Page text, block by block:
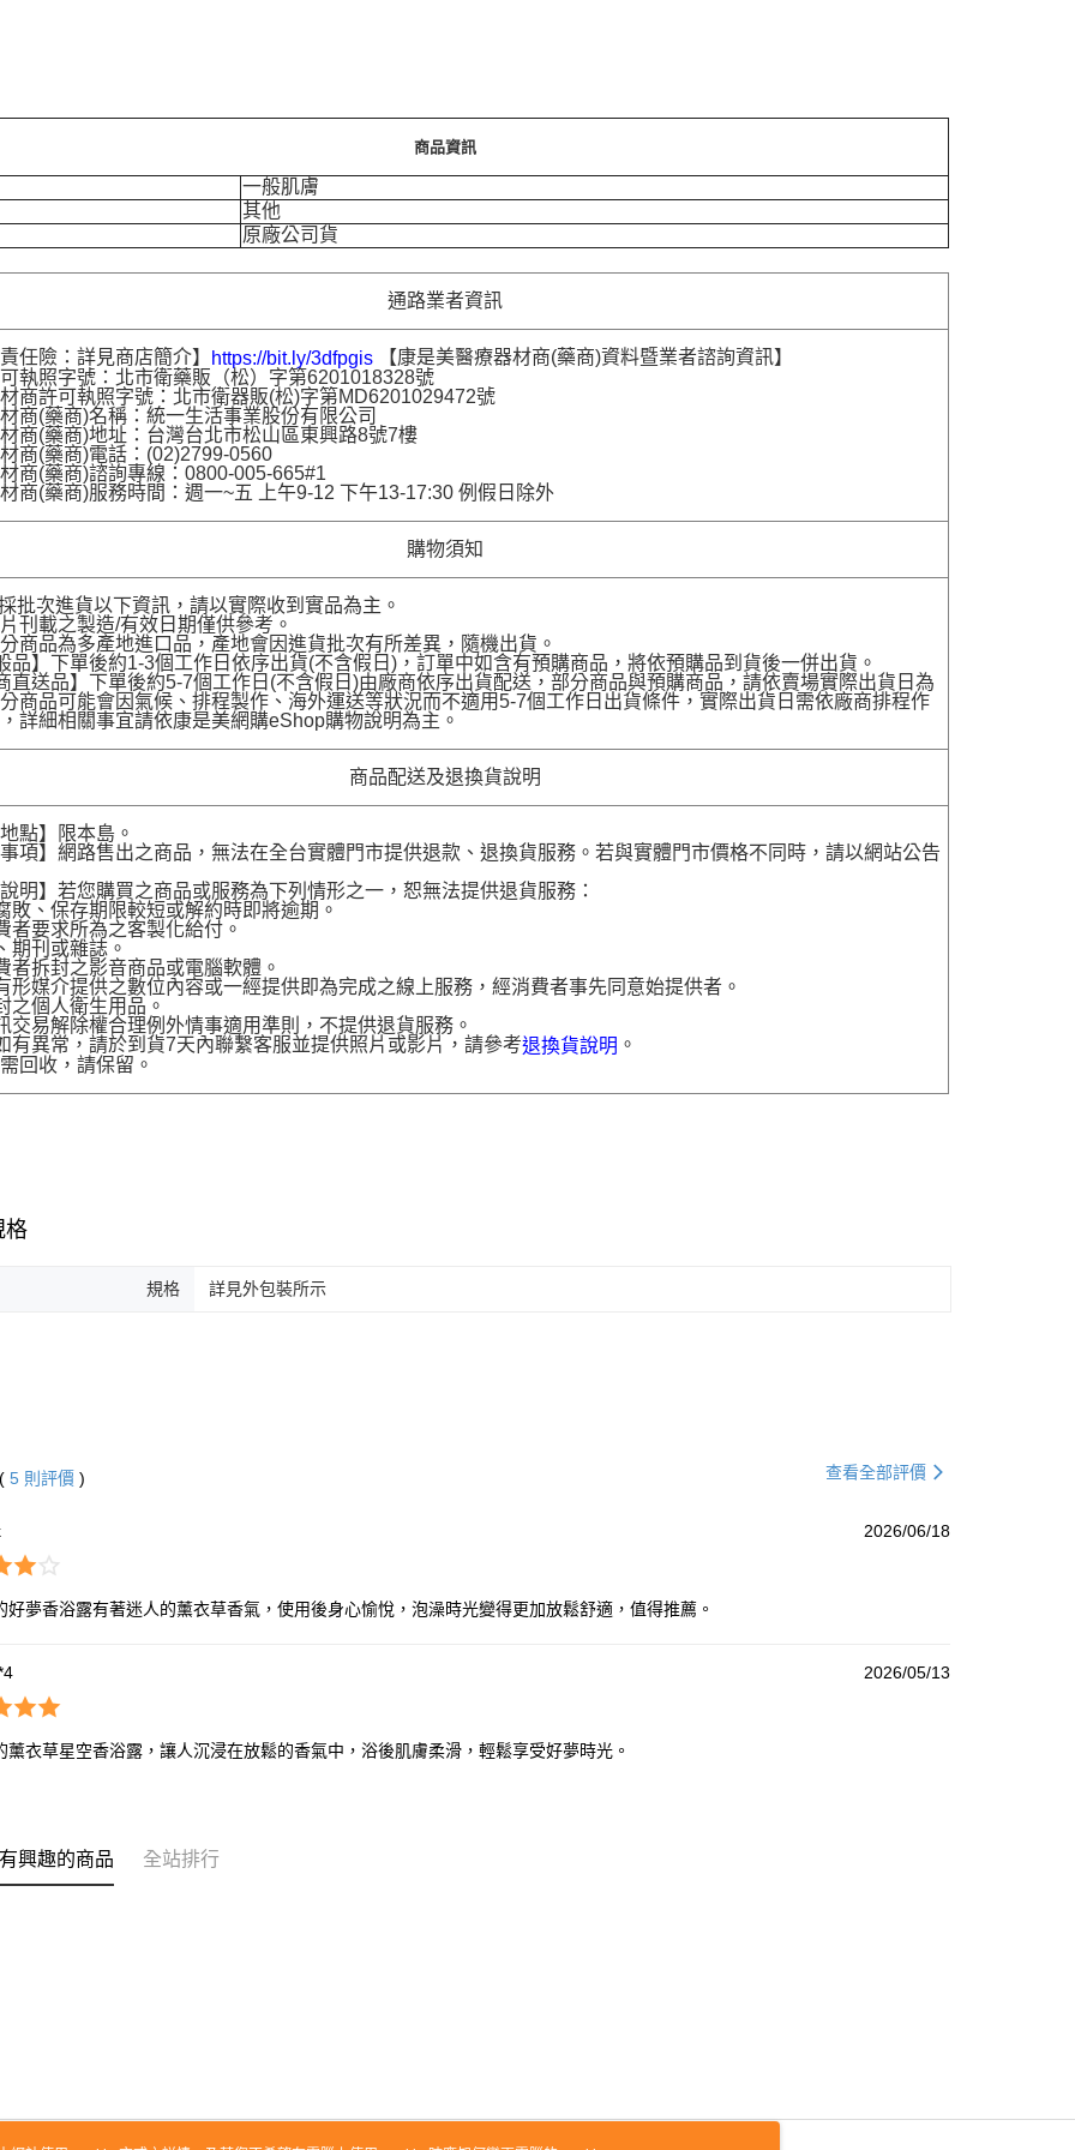
商品資訊
一般肌膚
其他
原廠公司貨
通路業者資訊
任險：詳見商店簡介】 https://bit.ly/3dfpgis 【康是美醫療器材商(藥商)資料暨業者諮詢資訊】
執照字號：北市衛藥販（松）字第6201018328號
商許可執照字號：北市衛器販(松)字第MD6201029472號
商(藥商)名稱：統一生活事業股份有限公司
商(藥商)地址：台灣台北市松山區東興路8號7樓
商(藥商)電話：(02)2799-0560
商(藥商)諮詢專線：0800-005-665#1
商(藥商)服務時間：週一~五 上午9-12 下午13-17:30 例假日除外
購物須知
批次進貨以下資訊，請以實際收到實品為主。
刊載之製造/有效日期僅供參考。
商品為多產地進口品，產地會因進貨批次有所差異，隨機出貨。
品】下單後約1-3個工作日依序出貨(不含假日)，訂單中如含有預購商品，將依預購品到貨後一併出貨。
直送品】下單後約5-7個工作日(不含假日)由廠商依序出貨配送，部分商品與預購商品，請依賣場實際出貨日為
商品可能會因氣候、排程製作、海外運送等狀況而不適用5-7個工作日出貨條件，實際出貨日需依廠商排程作
詳細相關事宜請依康是美網購eShop購物說明為主。
商品配送及退換貨說明
點】限本島。
項】網路售出之商品，無法在全台實體門市提供退款、退換貨服務。若與實體門市價格不同時，請以網站公告
明】若您購買之商品或服務為下列情形之一，恕無法提供退貨服務：
敗、保存期限較短或解約時即將逾期。
者要求所為之客製化給付。
期刊或雜誌。
者拆封之影音商品或電腦軟體。
形媒介提供之數位內容或一經提供即為完成之線上服務，經消費者事先同意始提供者。
之個人衛生用品。
交易解除權合理例外情事適用準則，不提供退貨服務。
有異常，請於到貨7天內聯繫客服並提供照片或影片，請參考退換貨說明 。
回收，請保留。
格
規格 詳見外包裝所示
( 5 則評價 ) 查看全部評價
2026/06/18
好夢香浴露有著迷人的薰衣草香氣，使用後身心愉悅，泡澡時光變得更加放鬆舒適，值得推薦。
2026/05/13
薰衣草星空香浴露，讓人沉浸在放鬆的香氣中，浴後肌膚柔滑，輕鬆享受好夢時光。
興趣的商品 全站排行